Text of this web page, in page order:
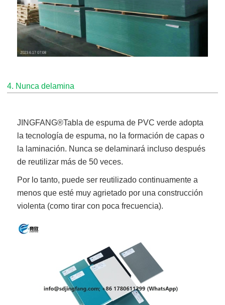
4. Nunca delamina
JINGFANG®Tabla de espuma de PVC verde adopta
la tecnología de espuma, no la formación de capas o
la laminación. Nunca se delaminará incluso después
de reutilizar más de 50 veces.
Por lo tanto, puede ser reutilizado continuamente a
menos que esté muy agrietado por una construcción
violenta (como tirar con poca frecuencia).